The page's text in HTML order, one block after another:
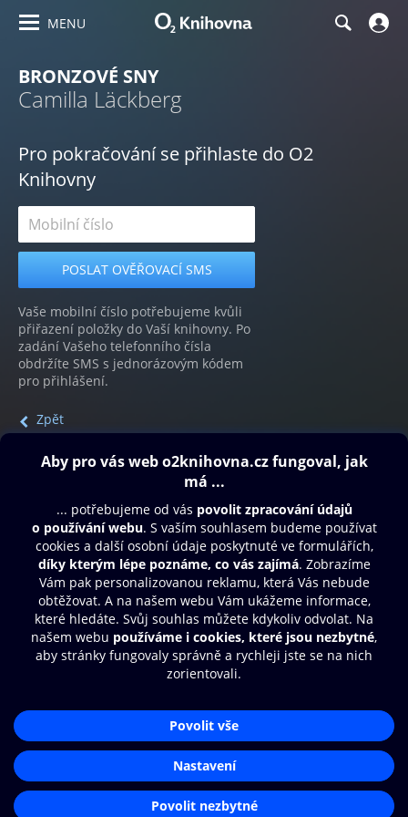
MENU
BRONZOVÉ SNY
Camilla Läckberg
Pro pokračování se přihlaste do O2
Knihovny
Vaše mobilní číslo potřebujeme kvůli
přiřazení položky do Vaší knihovny. Po
zadání Vašeho telefonního čísla
obdržíte SMS s jednorázovým kódem
pro přihlášení.
Zpět
Obsah ke stažení
Moje O2 Knihovna
Další zábava
© O2 Czech Republic a.s.
Přístupnost
Zásady zpracování osobních údajů
Nastavení cookies
Aplikace O2 Knihovna
Čti a poslouchej své e-knihy a
audioknihy rychleji a pohodlněji.